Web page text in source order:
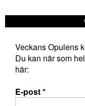
Veckans Opulens
Du kan när som
här:
E-post*